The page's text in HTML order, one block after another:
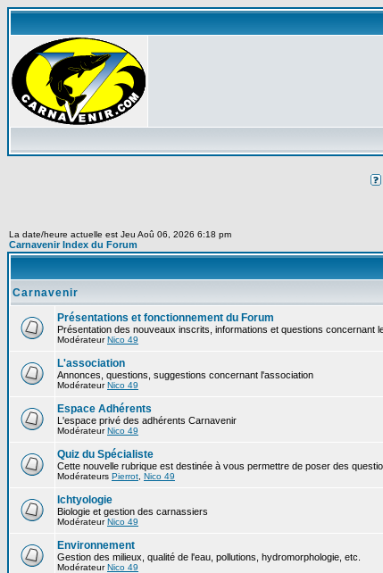
La date/heure actuelle est Jeu Aoû 06, 2026 6:18 pm
Carnavenir Index du Forum
Carnavenir
Présentations et fonctionnement du Forum
Présentation des nouveaux inscrits, informations et questions concernant
ModérateurNico 49
L'association
Annonces, questions, suggestions concernant l'association
ModérateurNico 49
Espace Adhérents
L'espace privé des adhérents Carnavenir
ModérateurNico 49
Quiz du Spécialiste
Cette nouvelle rubrique est destinée à vous permettre de poser des
Modérateurs Pierrot Nico 49
Ichtyologie
Biologie et gestion des carnassiers
ModérateurNico 49
Environnement
Gestion des milieux, qualité de l'eau, pollutions, hydromorphologie, etc.
ModérateurNico 49